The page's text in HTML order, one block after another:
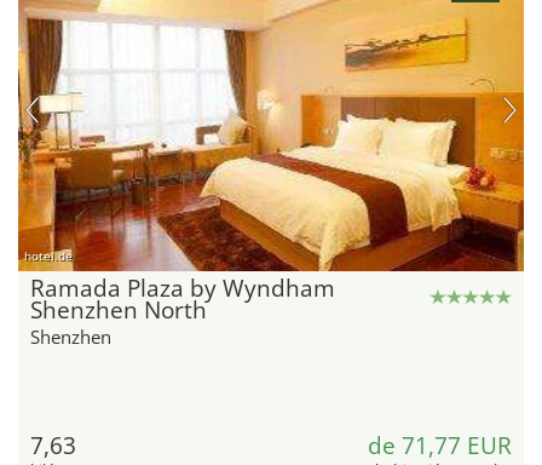
hotel.de
Ramada Plaza by Wyndham
Shenzhen North
Shenzhen
7,63 de 71,77 EUR